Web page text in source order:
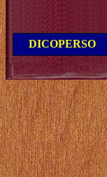
DICOPERSO